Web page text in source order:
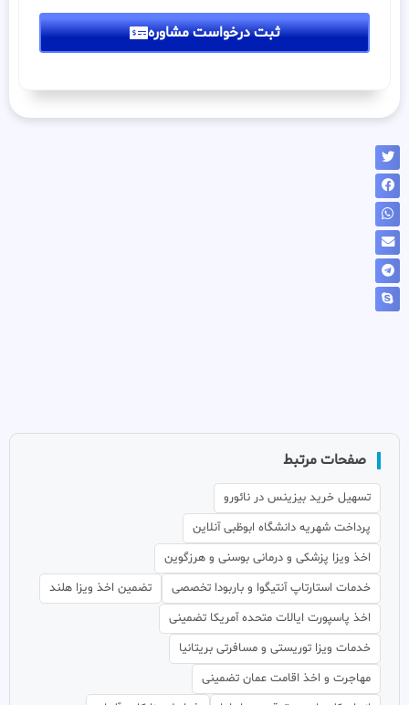
ثبت درخواست مشاوره
صفحات مرتبط
تسهیل خرید بیزینس در نائورو
پرداخت شهریه دانشگاه ابوظبی آنلاین
اخذ ویزا پزشکی و درمانی بوسنی و هرزگوین
خدمات استارتاپ آنتیگوا و باربودا تخصصی
تضمین اخذ ویزا هلند
اخذ پاسپورت ایالات متحده آمریکا تضمینی
خدمات ویزا توریستی و مسافرتی بریتانیا
مهاجرت و اخذ اقامت عمان تضمینی